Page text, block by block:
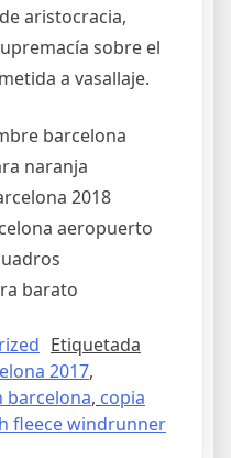
aristocracia,
sobre el
a vasallaje.
Etiquetada
2017,
barcelona, copia
fleece windrunner